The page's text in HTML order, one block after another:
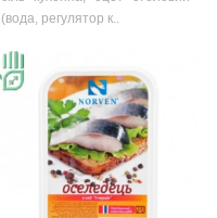
(вода, регулятор к..